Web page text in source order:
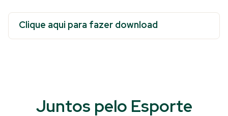
Clique aqui para fazer download
Juntos pelo Esporte